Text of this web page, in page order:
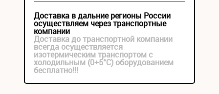
Доставка в дальние регионы России
осуществляем через транспортные
компании
Доставка до транспортной компании
всегда осуществляется
изотермическим транспортом с
холодильным (0+5°С) оборудованием
бесплатно!!!